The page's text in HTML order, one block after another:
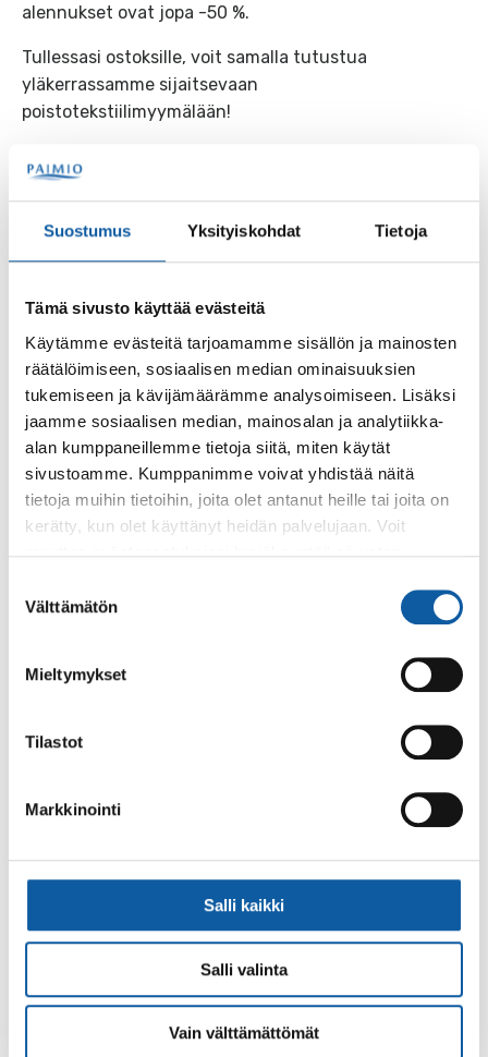
Suostumus Yksityiskohdat Tietoja
Tämä sivusto käyttää evästeitä
Käytämme evästeitä tarjoamamme sisällön ja mainosten
räätälöimiseen, sosiaalisen median ominaisuuksien
tukemiseen ja kävijämäärämme analysoimiseen. Lisäksi
jaamme sosiaalisen median, mainosalan ja analytiikka-
alan kumppaneillemme tietoja siitä, miten käytät
sivustoamme. Kumppanimme voivat yhdistää näitä
tietoja muihin tietoihin, joita olet antanut heille tai joita on
kerätty, kun olet käyttänyt heidän palvelujaan. Voit
valinta
Välttämätön
Mieltymykset
Tilastot
Markkinointi
Salli kaikki
Salli valinta
Vain välttämättömät
alennukset ovat jopa -50 %.
Tullessasi ostoksille, voit samalla tutustua
yläkerrassamme sijaitsevaan
poistotekstiilimyymälään!
sisäpihan puolelta.
Aukioloajat: ma – to klo 9 -17, pe klo 9 – 15.
Asiasanat
toimintakeskus Apila
Postiosoite: PL 50, 21531 PAIMIO
FacebookInstagramYoutube